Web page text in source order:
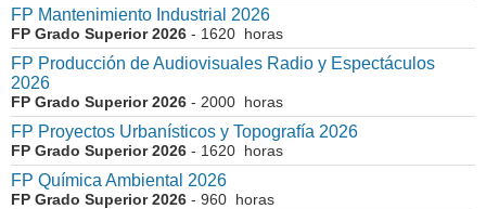
FP Mantenimiento Industrial 2026
FP Grado Superior 2026 - 1620 horas
FP Producción de Audiovisuales Radio y Espectáculos
2026
FP Grado Superior 2026 - 2000 horas
FP Proyectos Urbanísticos y Topografía 2026
FP Grado Superior 2026 - 1620 horas
FP Química Ambiental 2026
FP Grado Superior 2026 - 960 horas